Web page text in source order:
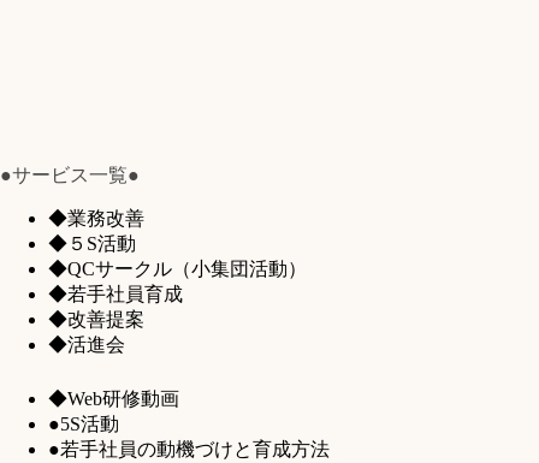
●サービス一覧●
◆業務改善
◆５S活動
◆QCサークル（小集団活動）
◆若手社員育成
◆改善提案
◆活進会
◆Web研修動画
●5S活動
●若手社員の動機づけと育成方法